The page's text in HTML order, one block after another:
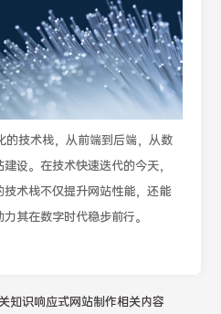
的技术栈，从前端到后端，从数
设。在技术快速迭代的今天，
技术栈不仅提升网站性能，还能
其在数字时代稳步前行。
知识响应式网站制作相关内容